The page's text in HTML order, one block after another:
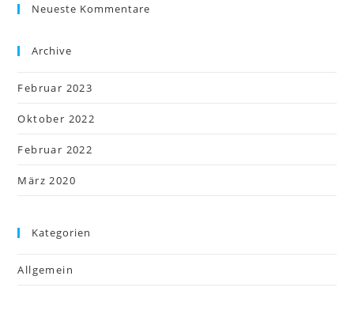
Neueste Kommentare
Archive
Februar 2023
Oktober 2022
Februar 2022
März 2020
Kategorien
Allgemein